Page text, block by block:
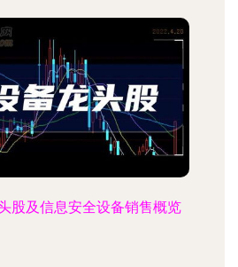
股及信息安全设备销售概览